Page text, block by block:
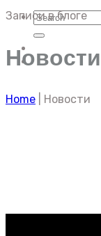
Искать:
Записи в блоге
Новости
Home Новости